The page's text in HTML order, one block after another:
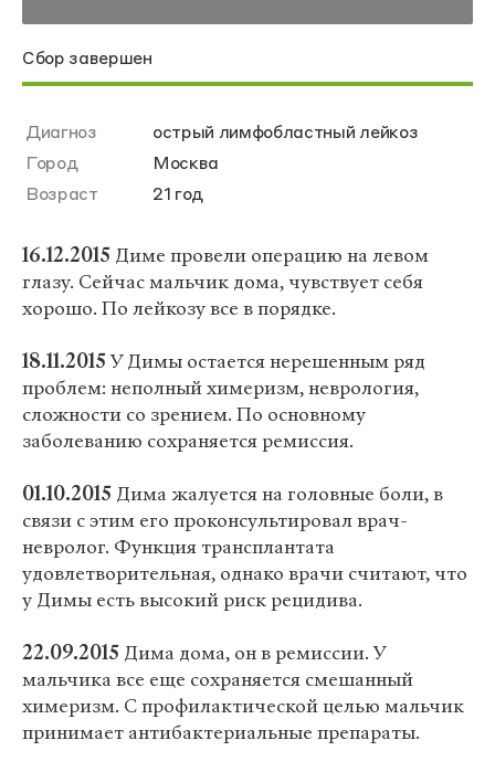
Сбор завершен
Диагноз
острый лимфобластный лейкоз
Город
Москва
Возраст
21 год
16.12.2015 Диме провели операцию на левом
глазу. Сейчас мальчик дома, чувствует себя
хорошо. По лейкозу все в порядке.
18.11.2015У Димы остается нерешенным ряд
проблем: неполный химеризм, неврология,
сложности со зрением. По основному
заболеванию сохраняется ремиссия.
01.10.2015 Дима жалуется на головные боли, в
связи с этим его проконсультировал врач-
невролог. Функция трансплантата
удовлетворительная, однако врачи считают, что
у Димы есть высокий риск рецидива.
22.09.2015 Дима дома, он в ремиссии. У
мальчика все еще сохраняется смешанный
химеризм. С профилактической целью мальчик
принимает антибактериальные препараты.